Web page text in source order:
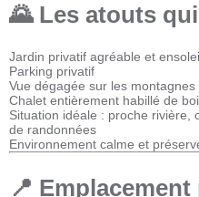
🌄 Les atouts
Jardin privatif agréable et
Parking privatif
Vue dégagée sur les montagnes
Chalet entièrement habillé de
Situation idéale : proche rivière,
de randonnées
Environnement calme et
📍